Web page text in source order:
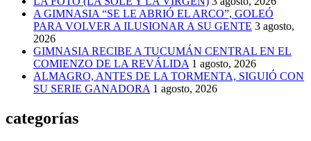
A GIMNASIA “SE LE ABRIÓ EL ARCO”, GOLEÓ
PARA VOLVER A ILUSIONAR A SU GENTE 3 agosto,
2026
GIMNASIA RECIBE A TUCUMÁN CENTRAL EN EL
COMIENZO DE LA REVÁLIDA 1 agosto, 2026
ALMAGRO, ANTES DE LA TORMENTA, SIGUIÓ CON
SU SERIE GANADORA 1 agosto, 2026
categorías